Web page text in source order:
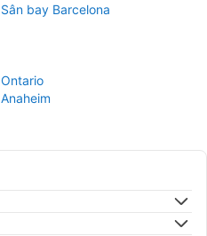
Sân bay Barcelona
Ontario
Anaheim